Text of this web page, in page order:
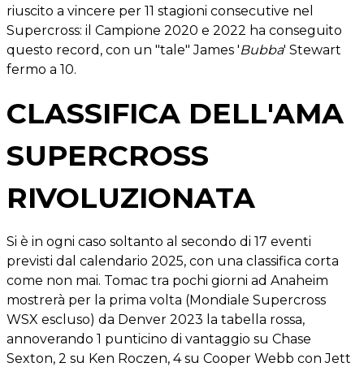
riuscito a vincere per 11 stagioni consecutive nel
Supercross: il Campione 2020 e 2022 ha conseguito
questo record, con un "tale" James 'Bubba' Stewart
fermo a 10.
CLASSIFICA DELL'AMA
SUPERCROSS
RIVOLUZIONATA
Si è in ogni caso soltanto al secondo di 17 eventi
previsti dal calendario 2025, con una classifica corta
come non mai. Tomac tra pochi giorni ad Anaheim
mostrerà per la prima volta (Mondiale Supercross
WSX escluso) da Denver 2023 la tabella rossa,
annoverando 1 punticino di vantaggio su Chase
Sexton, 2 su Ken Roczen, 4 su Cooper Webb con Jett